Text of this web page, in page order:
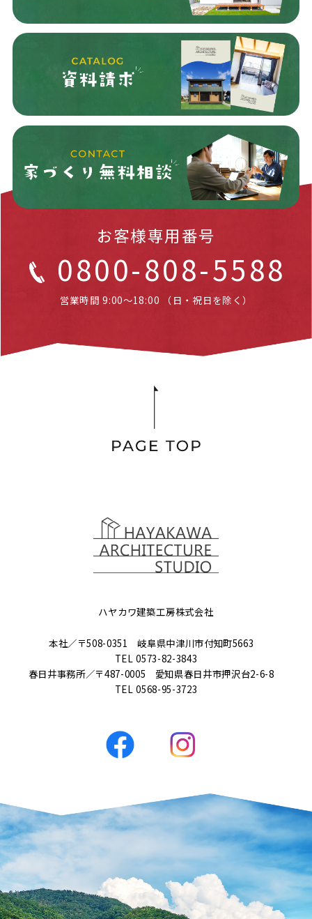
お客様専用番号
0800-808-5588
営業時間 9:00～18:00 （日・祝日を除く）
ハヤカワ建築工房株式会社
本社／〒508-0351 岐阜県中津川市付知町5663
TEL0573-82-3843
春日井事務所／〒487-0005 愛知県春日井市押沢台2-6-8
TEL0568-95-3723